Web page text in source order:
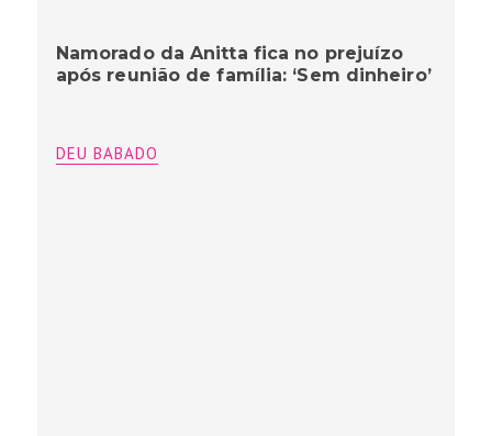
Namorado da Anitta fica no prejuízo
após reunião de família: ‘Sem dinheiro’
DEU BABADO